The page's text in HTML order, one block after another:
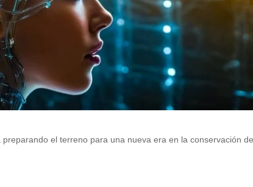
el terreno para una nueva era en la conservación